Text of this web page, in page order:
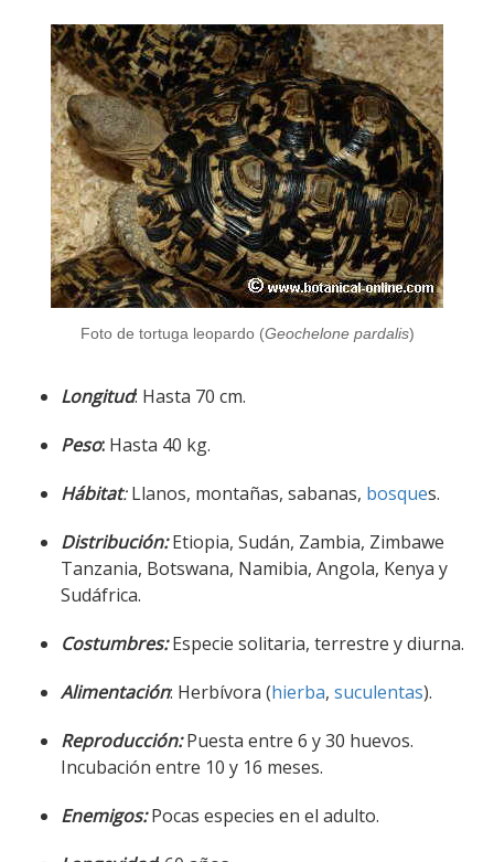
Foto de tortuga leopardo (Geochelone pardalis)
Longitud: Hasta 70 cm.
Peso: Hasta 40 kg.
Hábitat:Llanos, montañas, sabanas, bosques.
Distribución:Etiopia, Sudán, Zambia, Zimbawe
Tanzania, Botswana, Namibia, Angola, Kenya y
Sudáfrica.
Costumbres:Especie solitaria, terrestre y diurna.
Alimentación: Herbívora (hierba, suculentas).
Reproducción:Puesta entre 6 y 30 huevos.
Incubación entre 10 y 16 meses.
Enemigos:Pocas especies en el adulto.